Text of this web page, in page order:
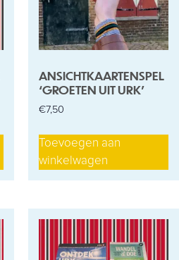
ANSICHTKAARTENSPEL
‘GROETEN UIT URK’
€7,50
Toevoegen aan
winkelwagen